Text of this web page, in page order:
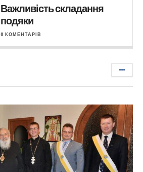
Важливість складання
подяки
0 КОМЕНТАРІВ